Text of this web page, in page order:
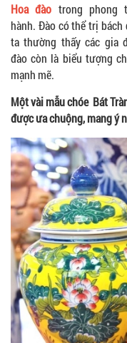
Hoa đào trong phong
hành. Đào có thể trị bách
ta thường thấy các gia
đào còn là biểu tượng
mạnh mẽ.
Một vài mẫu chóe Bát
được ưa chuộng, mang ý